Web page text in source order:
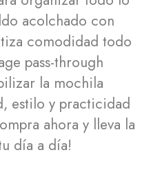
acolchado con
comodidad todo
pass-through
la mochila
estilo y practicidad
ahora y lleva la
día a día!